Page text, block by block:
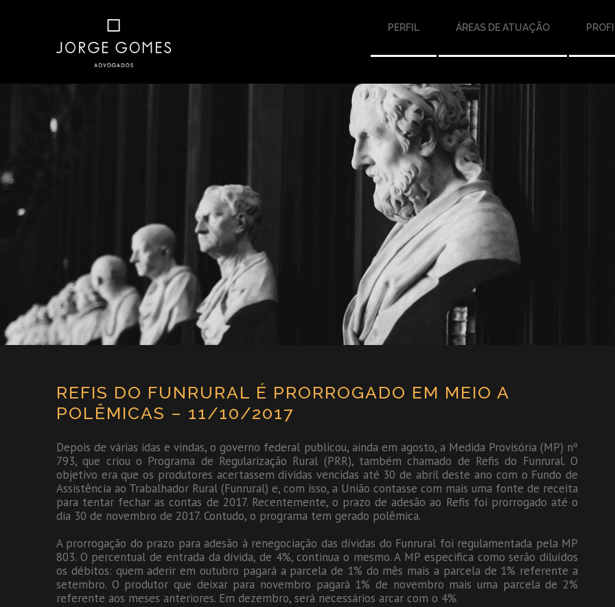
PERFIL ÁREAS DE ATUAÇÃO
REFIS DO FUNRURAL É PRORROGADO EM MEIO A
POLÊMICAS – 11/10/2017
Depois de várias idas e vindas, o governo federal publicou, ainda em agosto, a Medida Provisória (MP) nº
793, que criou o Programa de Regularização Rural (PRR), também chamado de Refis do Funrural. O
objetivo era que os produtores acertassem dívidas vencidas até 30 de abril deste ano com o Fundo de
Assistência ao Trabalhador Rural (Funrural) e, com isso, a União contasse com mais uma fonte de receita
para tentar fechar as contas de 2017. Recentemente, o prazo de adesão ao Refis foi prorrogado até o
dia 30 de novembro de 2017. Contudo, o programa tem gerado polêmica.
A prorrogação do prazo para adesão à renegociação das dívidas do Funrural foi regulamentada pela MP
803. O percentual de entrada da dívida, de 4%, continua o mesmo. A MP especifica como serão diluídos
os débitos: quem aderir em outubro pagará a parcela de 1% do mês mais a parcela de 1% referente a
setembro. O produtor que deixar para novembro pagará 1% de novembro mais uma parcela de 2%
referente aos meses anteriores. Em dezembro, será necessários arcar com o 4%.